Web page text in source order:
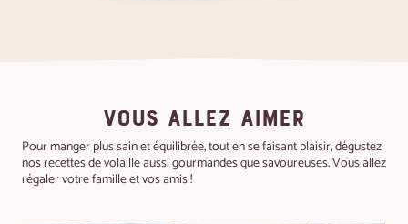
VOUS ALLEZ AIMER
Pour manger plus sain et équilibrée, tout en se faisant plaisir, dégustez
nos recettes de volaille aussi gourmandes que savoureuses. Vous allez
régaler votre famille et vos amis !